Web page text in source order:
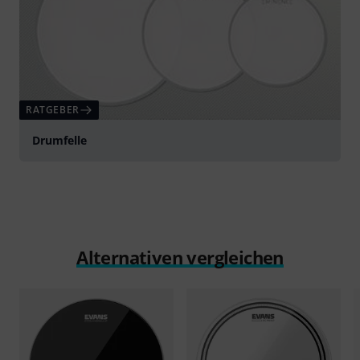
RATGEBER
Drumfelle
Alternativen vergleichen